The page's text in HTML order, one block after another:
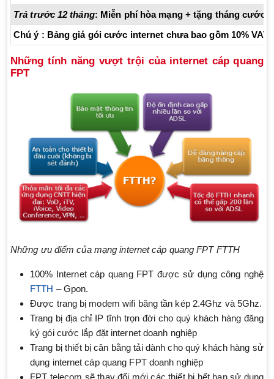
Trả trước 12 tháng: Miễn phí hòa mạng + tặng tháng cước
Chú ý: Bảng giá gói cước internet chưa bao gồm 10% VAT
Những tính năng vượt trội của internet cáp quang
FPT
Những ưu điểm của mạng internet cáp quang FPT FTTH
100% Internet cáp quang FPT được sử dụng công nghệ
FTTH – Gpon.
Được trang bị modem wifi băng tần kép 2.4Ghz và 5Ghz.
Trang bị địa chỉ IP tĩnh trọn đời cho quý khách hàng đăng
ký gói cước lắp đặt internet doanh nghiệp
Trang bị thiết bị cân bằng tải dành cho quý khách hàng sử
dụng internet cáp quang FPT doanh nghiệp
FPT telecom sẽ thay đổi mới các thiết bị hết hạn sử dụng